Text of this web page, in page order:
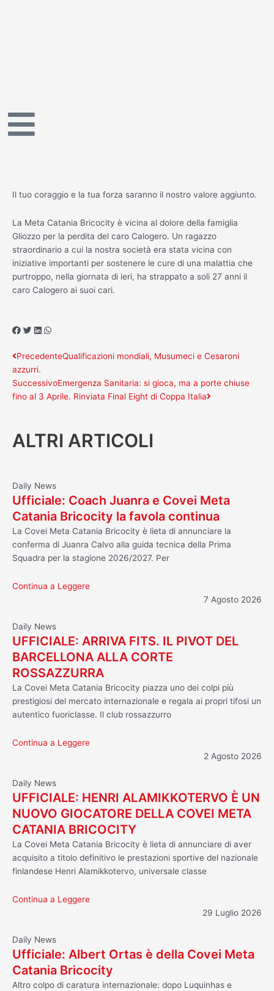
Il tuo coraggio e la tua forza saranno il nostro valore aggiunto.
La Meta Catania Bricocity è vicina al dolore della famiglia
Gliozzo per la perdita del caro Calogero. Un ragazzo
straordinario a cui la nostra società era stata vicina con
iniziative importanti per sostenere le cure di una malattia che
purtroppo, nella giornata di ieri, ha strappato a soli 27 anni il
caro Calogero ai suoi cari.
Precedente
PrecedenteQualificazioni mondiali, Musumeci e Cesaroni
azzurri.
SuccessivoEmergenza Sanitaria: si gioca, ma a porte chiuse
fino al 3 Aprile. Rinviata Final Eight di Coppa Italia
Successivo
ALTRI ARTICOLI
Daily News
Ufficiale: Coach Juanra e Covei Meta
Catania Bricocity la favola continua
La Covei Meta Catania Bricocity è lieta di annunciare la
conferma di Juanra Calvo alla guida tecnica della Prima
Squadra per la stagione 2026/2027. Per
Continua a Leggere
7 Agosto 2026
Daily News
UFFICIALE: ARRIVA FITS. IL PIVOT DEL
BARCELLONA ALLA CORTE
ROSSAZZURRA
La Covei Meta Catania Bricocity piazza uno dei colpi più
prestigiosi del mercato internazionale e regala ai propri tifosi un
autentico fuoriclasse. Il club rossazzurro
Continua a Leggere
2 Agosto 2026
Daily News
UFFICIALE: HENRI ALAMIKKOTERVO È UN
NUOVO GIOCATORE DELLA COVEI META
CATANIA BRICOCITY
La Covei Meta Catania Bricocity è lieta di annunciare di aver
acquisito a titolo definitivo le prestazioni sportive del nazionale
finlandese Henri Alamikkotervo, universale classe
Continua a Leggere
29 Luglio 2026
Daily News
Ufficiale: Albert Ortas è della Covei Meta
Catania Bricocity
Altro colpo di caratura internazionale: dopo Luquinhas e